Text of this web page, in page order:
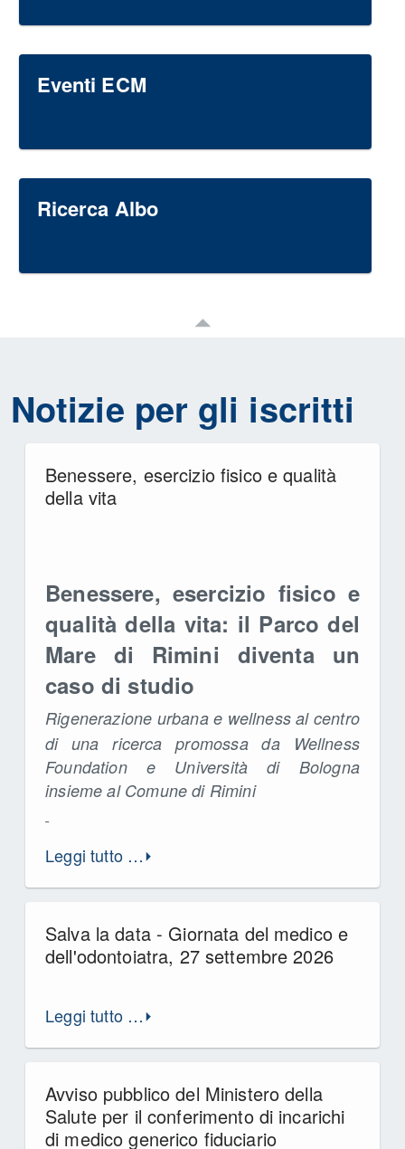
Eventi ECM
Ricerca Albo
Notizie per gli iscritti
Benessere, esercizio fisico e qualità
della vita
Benessere, esercizio fisico e
qualità della vita: il Parco del
Mare di Rimini diventa un
caso di studio
Rigenerazione urbana e wellness al centro
di una ricerca promossa da Wellness
Foundation e Università di Bologna
insieme al Comune di Rimini
Leggi tutto …
Salva la data - Giornata del medico e
dell'odontoiatra, 27 settembre 2026
Leggi tutto …
Avviso pubblico del Ministero della
Salute per il conferimento di incarichi
di medico generico fiduciario